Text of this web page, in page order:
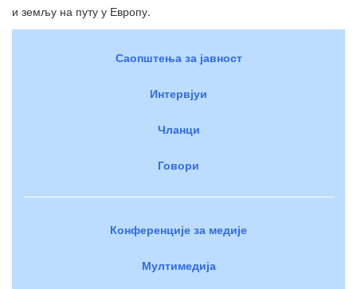
и земљу на путу у Европу.
Саопштења за јавност
Интервјуи
Чланци
Говори
Конференције за медије
Мултимедија